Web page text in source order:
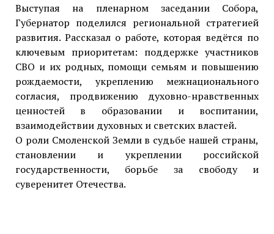
Выступая на пленарном заседании Собора,
Губернатор поделился региональной стратегией
развития. Рассказал о работе, которая ведётся по
ключевым приоритетам: поддержке участников
СВО и их родных, помощи семьям и повышению
рождаемости, укреплению межнационального
согласия, продвижению духовно-нравственных
ценностей в образовании и воспитании,
взаимодействии духовных и светских властей.
О роли Смоленской Земли в судьбе нашей страны,
становлении и укреплении российской
государственности, борьбе за свободу и
суверенитет Отечества.